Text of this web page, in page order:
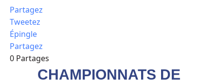
Partagez
Tweetez
Épingle
Partagez
0 Partages
CHAMPIONNATS DE